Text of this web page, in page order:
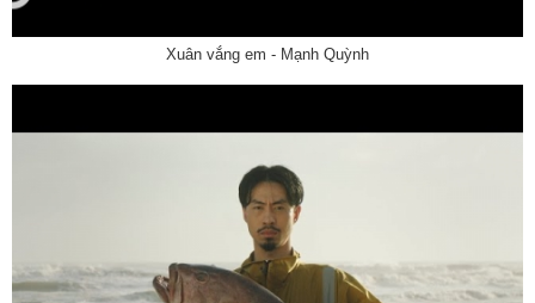
Xuân vắng em - Mạnh Quỳnh